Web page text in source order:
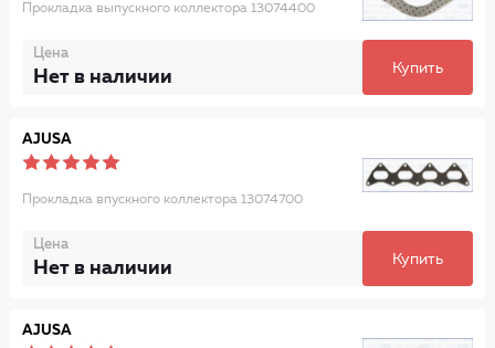
Прокладка выпускного коллектора 13074400
Цена
Нет в наличии Купить
AJUSA
Прокладка впускного коллектора 13074700
Цена
Нет в наличии Купить
AJUSA